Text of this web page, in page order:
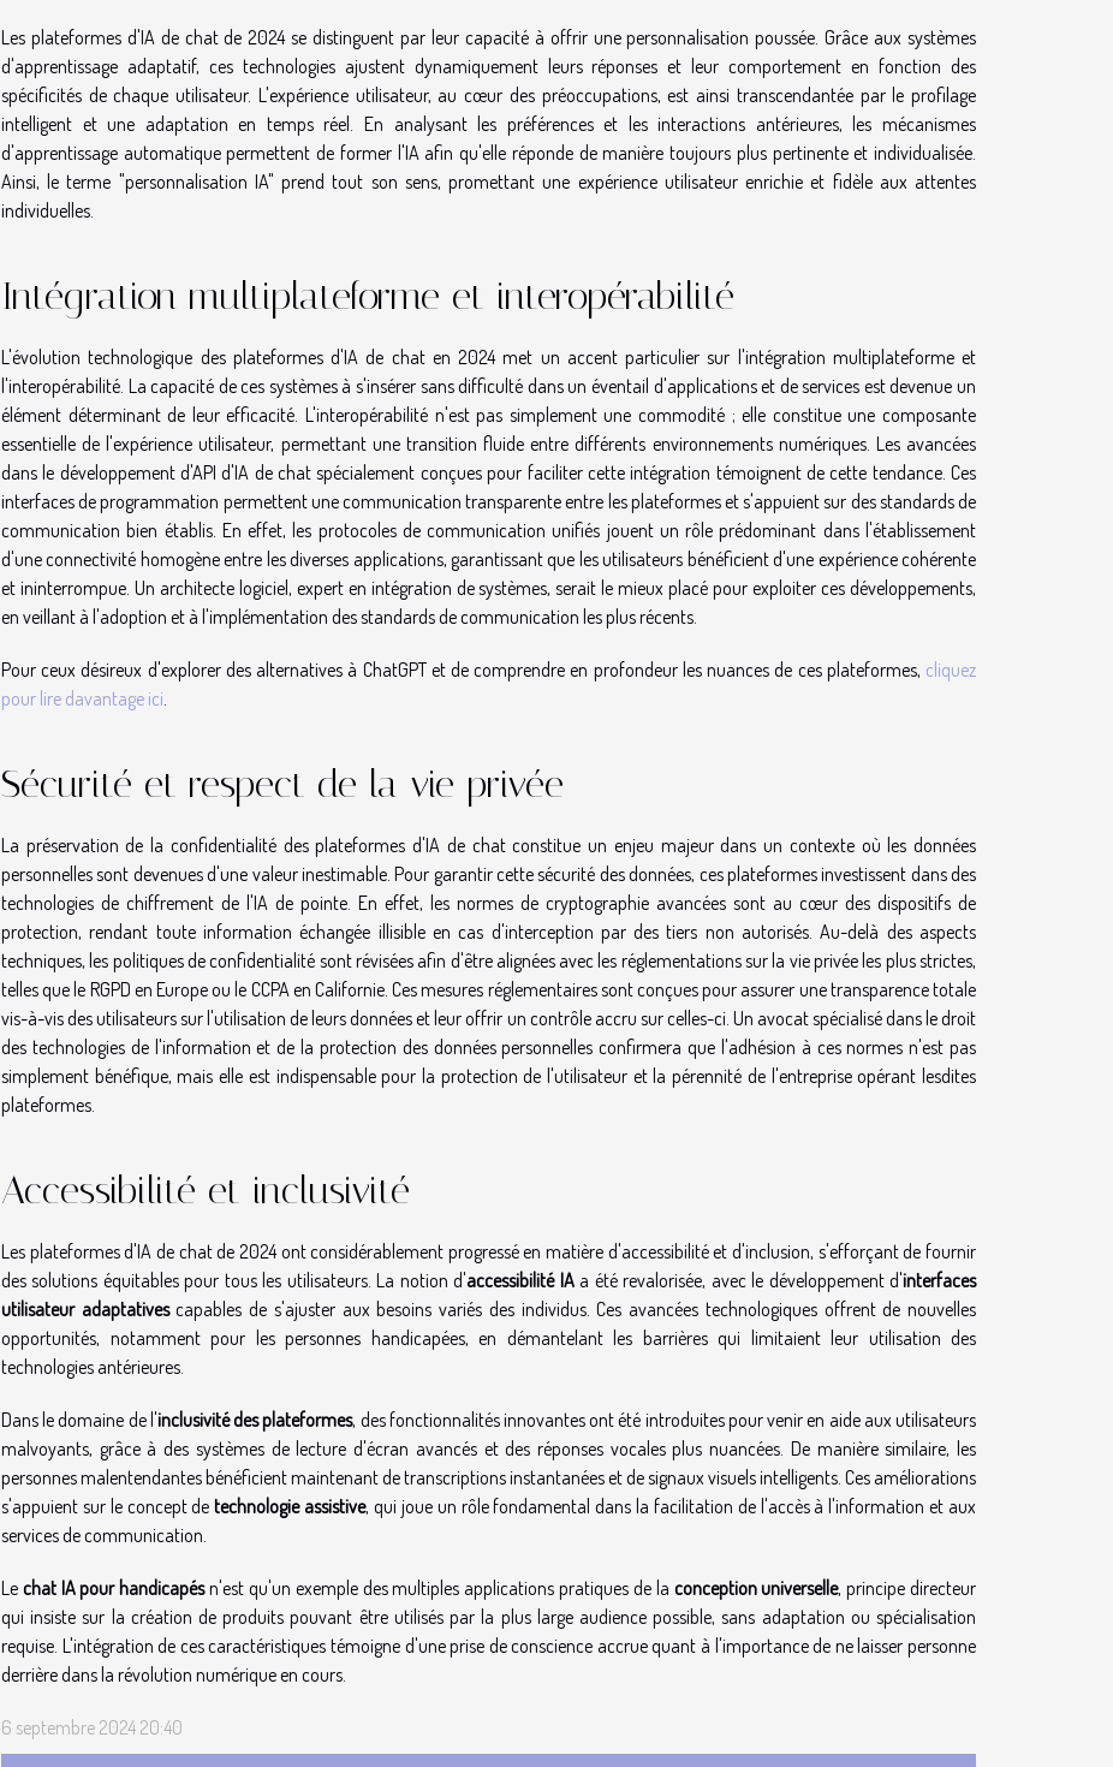
Les plateformes d'IA de chat de 2024 se distinguent par leur capacité à offrir une personnalisation poussée. Grâce aux systèmes
d'apprentissage adaptatif, ces technologies ajustent dynamiquement leurs réponses et leur comportement en fonction des
spécificités de chaque utilisateur. L'expérience utilisateur, au cœur des préoccupations, est ainsi transcendantée par le profilage
intelligent et une adaptation en temps réel. En analysant les préférences et les interactions antérieures, les mécanismes
d'apprentissage automatique permettent de former l'IA afin qu'elle réponde de manière toujours plus pertinente et individualisée.
Ainsi, le terme "personnalisation IA" prend tout son sens, promettant une expérience utilisateur enrichie et fidèle aux attentes
individuelles.
Intégration multiplateforme et interopérabilité
L'évolution technologique des plateformes d'IA de chat en 2024 met un accent particulier sur l'intégration multiplateforme et
l'interopérabilité. La capacité de ces systèmes à s'insérer sans difficulté dans un éventail d'applications et de services est devenue un
élément déterminant de leur efficacité. L'interopérabilité n'est pas simplement une commodité ; elle constitue une composante
essentielle de l'expérience utilisateur, permettant une transition fluide entre différents environnements numériques. Les avancées
dans le développement d'API d'IA de chat spécialement conçues pour faciliter cette intégration témoignent de cette tendance. Ces
interfaces de programmation permettent une communication transparente entre les plateformes et s'appuient sur des standards de
communication bien établis. En effet, les protocoles de communication unifiés jouent un rôle prédominant dans l'établissement
d'une connectivité homogène entre les diverses applications, garantissant que les utilisateurs bénéficient d'une expérience cohérente
et ininterrompue. Un architecte logiciel, expert en intégration de systèmes, serait le mieux placé pour exploiter ces développements,
en veillant à l'adoption et à l'implémentation des standards de communication les plus récents.
Pour ceux désireux d'explorer des alternatives à ChatGPT et de comprendre en profondeur les nuances de ces plateformes, cliquez
pour lire davantage ici
Sécurité et respect de la vie privée
La préservation de la confidentialité des plateformes d'IA de chat constitue un enjeu majeur dans un contexte où les données
personnelles sont devenues d'une valeur inestimable. Pour garantir cette sécurité des données, ces plateformes investissent dans des
technologies de chiffrement de l'IA de pointe. En effet, les normes de cryptographie avancées sont au cœur des dispositifs de
protection, rendant toute information échangée illisible en cas d'interception par des tiers non autorisés. Au-delà des aspects
techniques, les politiques de confidentialité sont révisées afin d'être alignées avec les réglementations sur la vie privée les plus strictes,
telles que le RGPD en Europe ou le CCPA en Californie. Ces mesures réglementaires sont conçues pour assurer une transparence totale
vis-à-vis des utilisateurs sur l'utilisation de leurs données et leur offrir un contrôle accru sur celles-ci. Un avocat spécialisé dans le droit
des technologies de l'information et de la protection des données personnelles confirmera que l'adhésion à ces normes n'est pas
simplement bénéfique, mais elle est indispensable pour la protection de l'utilisateur et la pérennité de l'entreprise opérant lesdites
plateformes.
Accessibilité et inclusivité
Les plateformes d'IA de chat de 2024 ont considérablement progressé en matière d'accessibilité et d'inclusion, s'efforçant de fournir
des solutions équitables pour tous les utilisateurs. La notion d'accessibilité IAa été revalorisée, avec le développement d'interfaces
utilisateur adaptativescapables de s'ajuster aux besoins variés des individus. Ces avancées technologiques offrent de nouvelles
opportunités, notamment pour les personnes handicapées, en démantelant les barrières qui limitaient leur utilisation des
technologies antérieures.
Dans le domaine de l'inclusivité des plateformes, des fonctionnalités innovantes ont été introduites pour venir en aide aux utilisateurs
malvoyants, grâce à des systèmes de lecture d'écran avancés et des réponses vocales plus nuancées. De manière similaire, les
personnes malentendantes bénéficient maintenant de transcriptions instantanées et de signaux visuels intelligents. Ces améliorations
s'appuient sur le concept detechnologie assistive, qui joue un rôle fondamental dans la facilitation de l'accès à l'information et aux
services de communication.
Le chat IA pour handicapésn'est qu'un exemple des multiples applications pratiques de la conception universelle, principe directeur
qui insiste sur la création de produits pouvant être utilisés par la plus large audience possible, sans adaptation ou spécialisation
requise. L'intégration de ces caractéristiques témoigne d'une prise de conscience accrue quant à l'importance de ne laisser personne
derrière dans la révolution numérique en cours.
6 septembre 2024 20:40